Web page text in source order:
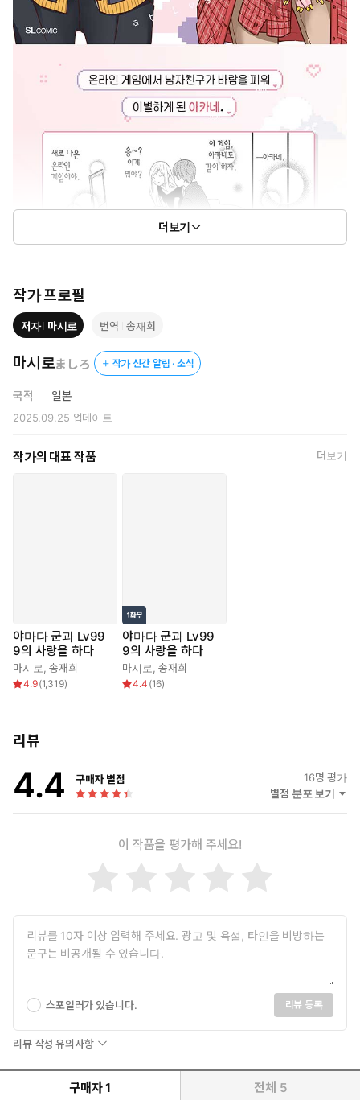
더보기
작가 프로필
저자 마시로 번역 송재희
마시로ましろ 작가 신간 알림 · 소식
국적 일본
2025.09.25 업데이트
작가의 대표 작품 더보기
야마다 군과 Lv99
9의 사랑을 하다
마시로 ,송재희
4.9(1,319)
야마다 군과 Lv99
9의 사랑을 하다
마시로 ,송재희
4.4 (16)
리뷰
4.4 구매자 별점 16명 평가
별점 분포 보기
이 작품을 평가해 주세요!
스포일러가 있습니다. 리뷰 등록
리뷰 작성 유의사항
구매자 1 전체 5